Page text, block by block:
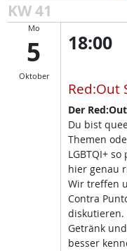
KW 41
Mo
5
Oktober
18:00
Red:Out
Der
Du bist
Themen
LGBTQI+
hier genau
Wir treffen
Contra
diskutieren.
Getränk
besser